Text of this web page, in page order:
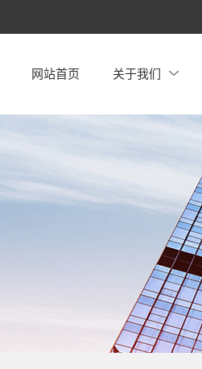
网站首页 关于我们